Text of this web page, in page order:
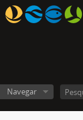
Navegar